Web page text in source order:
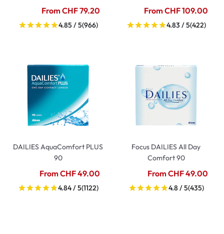
From CHF 79.20
4.85 / 5(966)
From CHF 109.00
4.83 / 5(422)
DAILIES AquaComfort PLUS
90
From CHF 49.00
4.84 / 5(1122)
Focus DAILIES All Day
Comfort 90
From CHF 49.00
4.8 / 5(435)